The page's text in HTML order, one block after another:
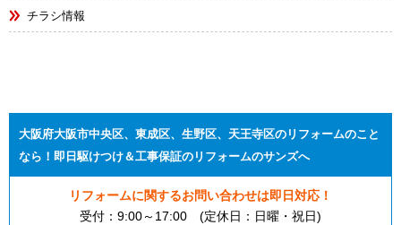
チラシ情報
大阪府大阪市中央区、東成区、生野区、天王寺区のリフォームのこと
なら！即日駆けつけ＆工事保証のリフォームのサンズへ
リフォームに関するお問い合わせは即日対応！
受付：9:00～17:00 (定休日：日曜・祝日)